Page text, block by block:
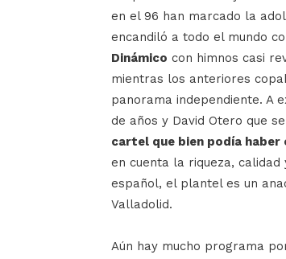
en el 96 han marcado la
encandiló a todo el mundo
Dinámico con himnos casi
mientras los anteriores
panorama independiente. A
de años y David Otero que
cartel que bien podía
en cuenta la riqueza,
español, el plantel es un
Valladolid.
Aún hay mucho programa